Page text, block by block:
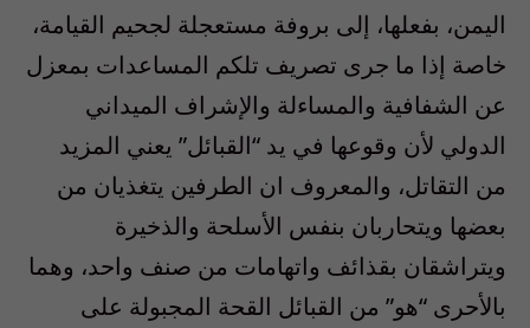
اليمن، بفعلها، إلى بروفة مستعجلة لجحيم القيامة،
خاصة إذا ما جرى تصريف تلكم المساعدات بمعزل
عن الشفافية والمساءلة والإشراف الميداني
الدولي لأن وقوعها في يد “القبائل” يعني المزيد
من التقاتل، والمعروف ان الطرفين يتغذيان من
بعضها ويتحاربان بنفس الأسلحة والذخيرة
ويتراشقان بقذائف واتهامات من صنف واحد، وهما
بالأحرى “هو” من القبائل القحة المجبولة على